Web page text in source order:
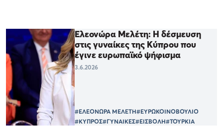
Ελεονώρα Μελέτη: Η δέσμευση
στις γυναίκες της Κύπρου που
έγινε ευρωπαϊκό ψήφισμα
3.6.2026
#ΕΛΕΟΝΩΡΑ ΜΕΛΕΤΗ#ΕΥΡΩΚΟΙΝΟΒΟΥΛΙΟ
#ΚΥΠΡΟΣ#ΓΥΝΑΙΚΕΣ#ΕΙΣΒΟΛΗ#ΤΟΥΡΚΙΑ